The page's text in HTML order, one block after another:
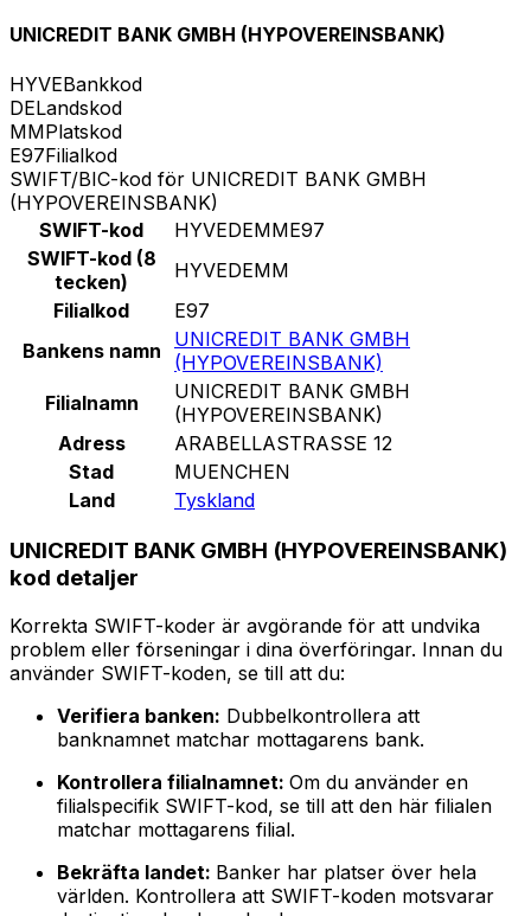
UNICREDIT BANK GMBH (HYPOVEREINSBANK)
HYVEBankkod
DELandskod
MMPlatskod
E97Filialkod
SWIFT/BIC-kod för UNICREDIT BANK GMBH
(HYPOVEREINSBANK)
SWIFT-kod
HYVEDEMME97
SWIFT-kod (8
tecken)
HYVEDEMM
Filialkod
E97
Bankens namn
UNICREDIT BANK GMBH
(HYPOVEREINSBANK)
Filialnamn
UNICREDIT BANK GMBH
(HYPOVEREINSBANK)
Adress
ARABELLASTRASSE 12
Stad
MUENCHEN
Land
Tyskland
UNICREDIT BANK GMBH (HYPOVEREINSBANK)
kod detaljer
Korrekta SWIFT-koder är avgörande för att undvika
problem eller förseningar i dina överföringar. Innan du
använder SWIFT-koden, se till att du:
Verifiera banken: Dubbelkontrollera att
banknamnet matchar mottagarens bank.
Kontrollera filialnamnet: Om du använder en
filialspecifik SWIFT-kod, se till att den här filialen
matchar mottagarens filial.
Bekräfta landet: Banker har platser över hela
världen. Kontrollera att SWIFT-koden motsvarar